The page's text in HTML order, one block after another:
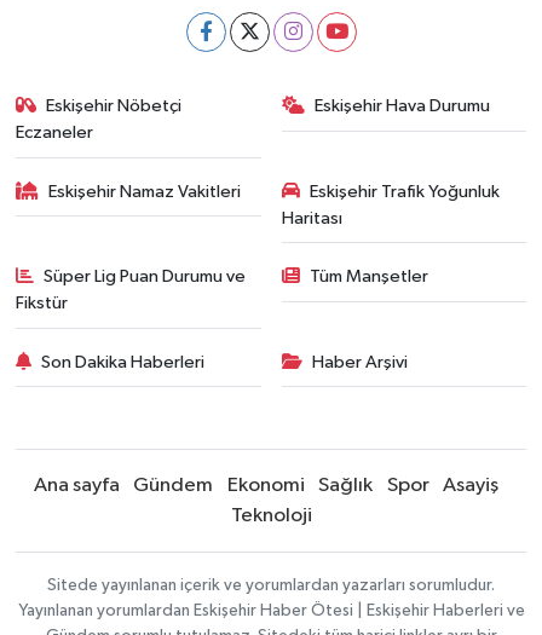
Eskişehir Nöbetçi
Eczaneler
Eskişehir Hava Durumu
Eskişehir Namaz Vakitleri
Eskişehir Trafik Yoğunluk
Haritası
Süper Lig Puan Durumu ve
Fikstür
Tüm Manşetler
Son Dakika Haberleri Haber Arşivi
Ana sayfa Gündem Ekonomi Sağlık Spor
Asayiş
Teknoloji
Sitede yayınlanan içerik ve yorumlardan yazarları sorumludur.
Yayınlanan yorumlardan Eskişehir Haber Ötesi | Eskişehir Haberleri ve